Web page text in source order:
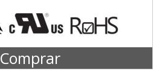
Comprar